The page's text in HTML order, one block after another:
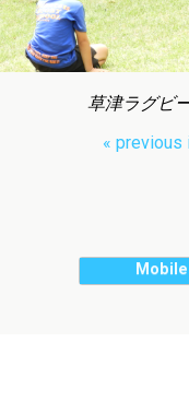
草津ラグビ
« previous
Mobile